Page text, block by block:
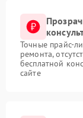
Точные прайс-
ремонта,
бесплатной
сайте